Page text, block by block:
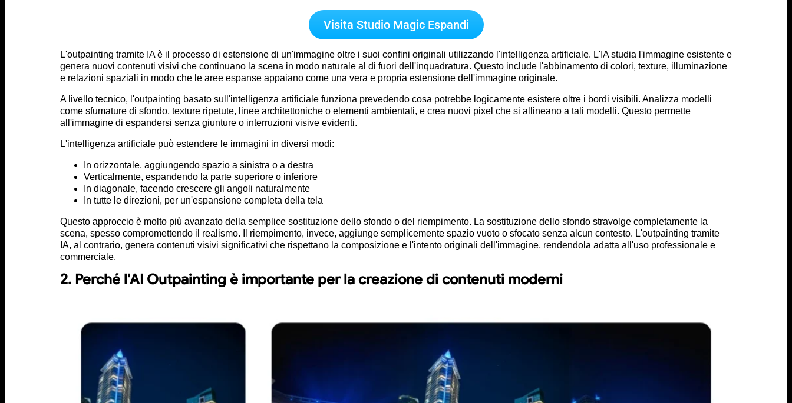
Visita Studio Magic Espandi
L'outpainting tramite IA è il processo di estensione di un'immagine oltre i suoi confini originali utilizzando l'intelligenza artificiale. L'IA studia l'immagine esistente e
genera nuovi contenuti visivi che continuano la scena in modo naturale al di fuori dell'inquadratura. Questo include l'abbinamento di colori, texture, illuminazione
e relazioni spaziali in modo che le aree espanse appaiano come una vera e propria estensione dell'immagine originale.
A livello tecnico, l'outpainting basato sull'intelligenza artificiale funziona prevedendo cosa potrebbe logicamente esistere oltre i bordi visibili. Analizza modelli
come sfumature di sfondo, texture ripetute, linee architettoniche o elementi ambientali, e crea nuovi pixel che si allineano a tali modelli. Questo permette
all'immagine di espandersi senza giunture o interruzioni visive evidenti.
L'intelligenza artificiale può estendere le immagini in diversi modi:
In orizzontale, aggiungendo spazio a sinistra o a destra
Verticalmente, espandendo la parte superiore o inferiore
In diagonale, facendo crescere gli angoli naturalmente
In tutte le direzioni, per un'espansione completa della tela
Questo approccio è molto più avanzato della semplice sostituzione dello sfondo o del riempimento. La sostituzione dello sfondo stravolge completamente la
scena, spesso compromettendo il realismo. Il riempimento, invece, aggiunge semplicemente spazio vuoto o sfocato senza alcun contesto. L'outpainting tramite
IA, al contrario, genera contenuti visivi significativi che rispettano la composizione e l'intento originali dell'immagine, rendendola adatta all'uso professionale e
commerciale.
2. Perché l'AI Outpainting è importante per la creazione di contenuti moderni